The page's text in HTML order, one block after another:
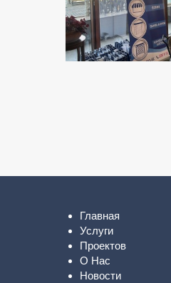
Главная
Услуги
Проектов
О Нас
Новости